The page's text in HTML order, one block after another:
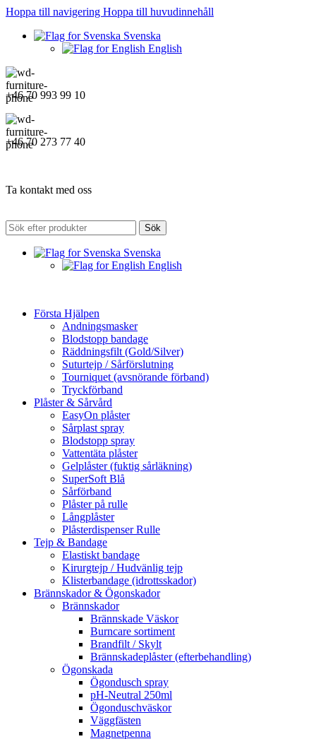
Hoppa till navigering Hoppa till huvudinnehåll
Svenska
English
+46 70 993 99 10
+46 70 273 77 40
Ta kontakt med oss
Sök
Svenska
English
Första Hjälpen
Andningsmasker
Blodstopp bandage
Räddningsfilt (Gold/Silver)
Suturtejp / Sårförslutning
Tourniquet (avsnörande förband)
Tryckförband
Plåster & Sårvård
EasyOn plåster
Sårplast spray
Blodstopp spray
Vattentäta plåster
Gelplåster (fuktig sårläkning)
SuperSoft Blå
Sårförband
Plåster på rulle
Långplåster
Plåsterdispenser Rulle
Tejp & Bandage
Elastiskt bandage
Kirurgtejp / Hudvänlig tejp
Klisterbandage (idrottsskador)
Brännskador & Ögonskador
Brännskador
Brännskade Väskor
Burncare sortiment
Brandfilt / Skylt
Brännskadeplåster (efterbehandling)
Ögonskada
Ögondusch spray
pH-Neutral 250ml
Ögonduschväskor
Väggfästen
Magnetpenna